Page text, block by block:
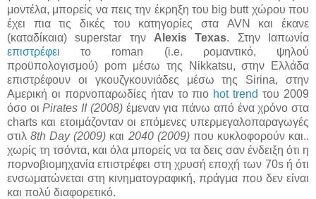
μοντέλα, μπορείς να πεις την έκρηξη του big butt χώρου που
έχει πια τις δικές του κατηγορίες στα AVN και έκανε
(καταδίκαια) superstar την Alexis Texas. Στην Ιαπωνία
επιστρέφει το roman (i.e. ρομαντικό, ψηλού
προϋπολογισμού) porn μέσω της Nikkatsu, στην Ελλάδα
επιστρέφουν οι γκουζγκουνιάδες μέσω της Sirina, στην
Αμερική οι πορνοπαρωδίες ήταν το πιο hot trend του 2009
όσο οιPirates II (2008)έμεναν για πάνω από ένα χρόνο στα
charts και ετοιμάζονταν οι επόμενες υπερμεγαλοπαραγωγές
στιλ8th Day (2009) και 2040 (2009)που κυκλοφορούν και..
χωρίς τη τσόντα, και όλα μπορείς να τα δεις σαν ένδειξη ότι η
πορνοβιομηχανία επιστρέφει στη χρυσή εποχή των 70s ή ότι
ενσωματώνεται στη κινηματογραφική, πράγμα που δεν είναι
και πολύ διαφορετικό.